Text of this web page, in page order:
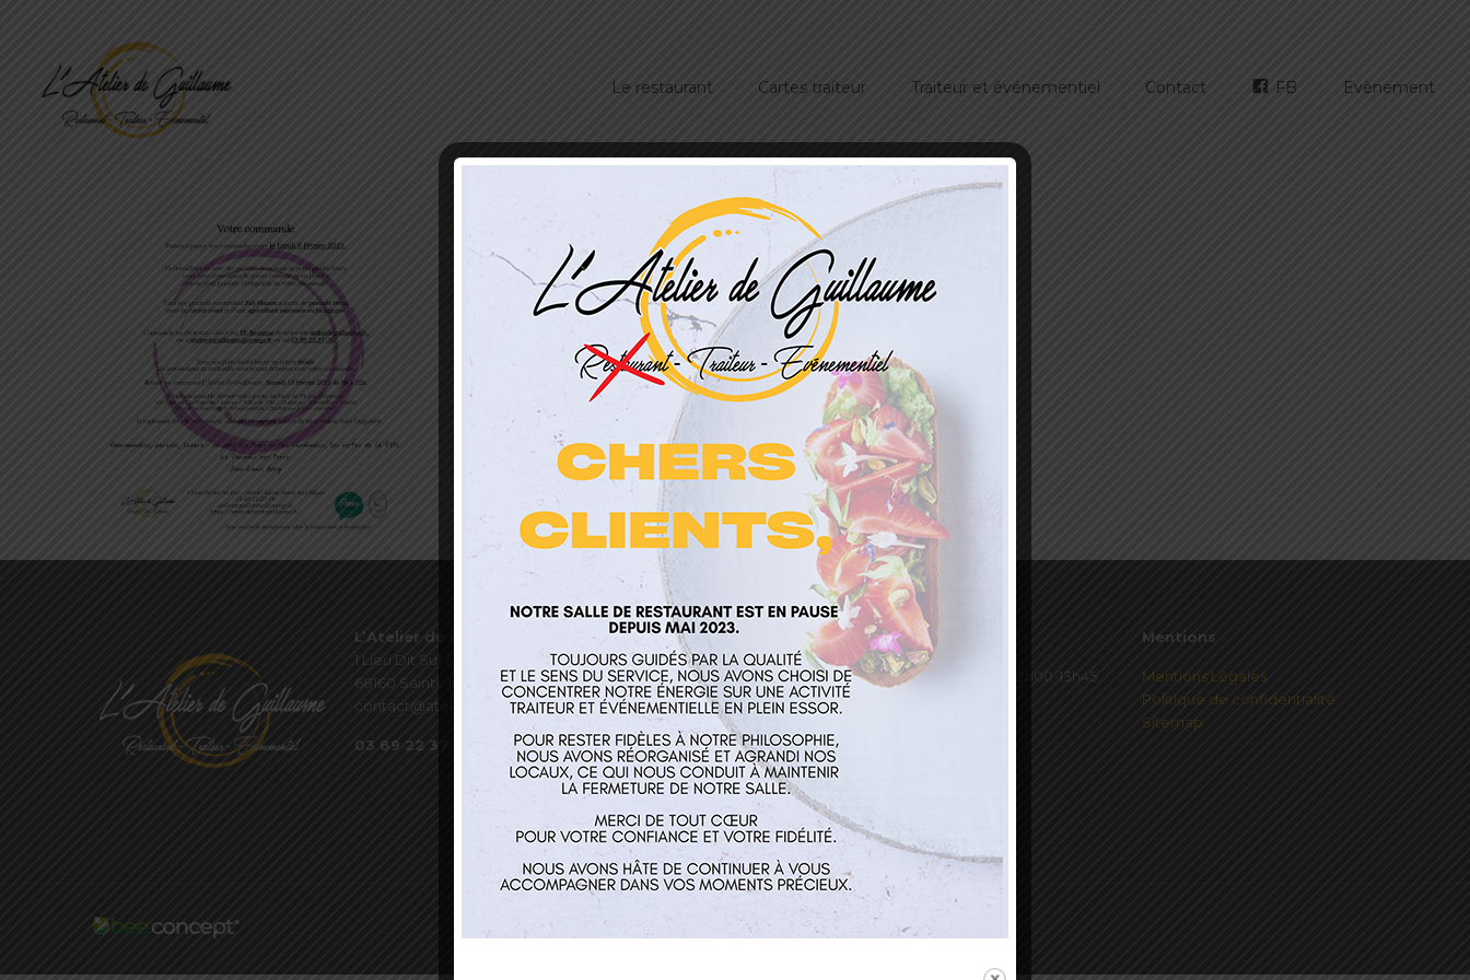
Le restaurant Cartes traiteur Traiteur et événementiel Contact FB Evènement
L’Atelier de Guillaume
1 Lieu Dit Sur Les Prés
68160 Sainte Marie Aux Mines
contact@atelierdeguillaume.fr
03 89 22 37 08
Nos services
Restaurant
Traiteur et événementiel
Contact
Horaires
Mardi au Vendredi 12h00-13h45
Mentions
Mentions Légales
Politique de confidentialité
Sitemap